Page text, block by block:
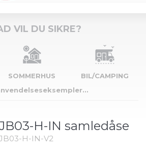
VIL DU SIKRE?
SOMMERHUS
BIL/CAMPING
H-IN samledåse
H-IN-V2